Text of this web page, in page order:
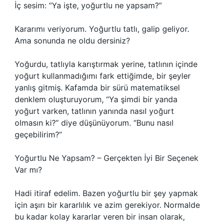
İç sesim: “Ya işte, yoğurtlu ne yapsam?”
Kararımı veriyorum. Yoğurtlu tatlı, galip geliyor.
Ama sonunda ne oldu dersiniz?
Yoğurdu, tatlıyla karıştırmak yerine, tatlının içinde
yoğurt kullanmadığımı fark ettiğimde, bir şeyler
yanlış gitmiş. Kafamda bir sürü matematiksel
denklem oluşturuyorum, “Ya şimdi bir yanda
yoğurt varken, tatlının yanında nasıl yoğurt
olmasın ki?” diye düşünüyorum. “Bunu nasıl
geçebilirim?”
Yoğurtlu Ne Yapsam? – Gerçekten İyi Bir Seçenek
Var mı?
Hadi itiraf edelim. Bazen yoğurtlu bir şey yapmak
için aşırı bir kararlılık ve azim gerekiyor. Normalde
bu kadar kolay kararlar veren bir insan olarak,